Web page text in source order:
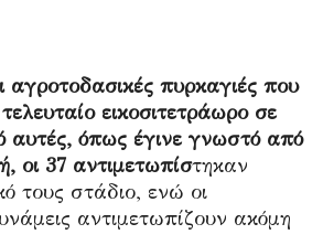
πυρκαγιές που
εικοσιτετράωρο σε
αυτές, όπως έγινε γνωστό από
οι 37 αντιμετωπίστηκαν
τους στάδιο, ενώ οι
αντιμετωπίζουν ακόμη